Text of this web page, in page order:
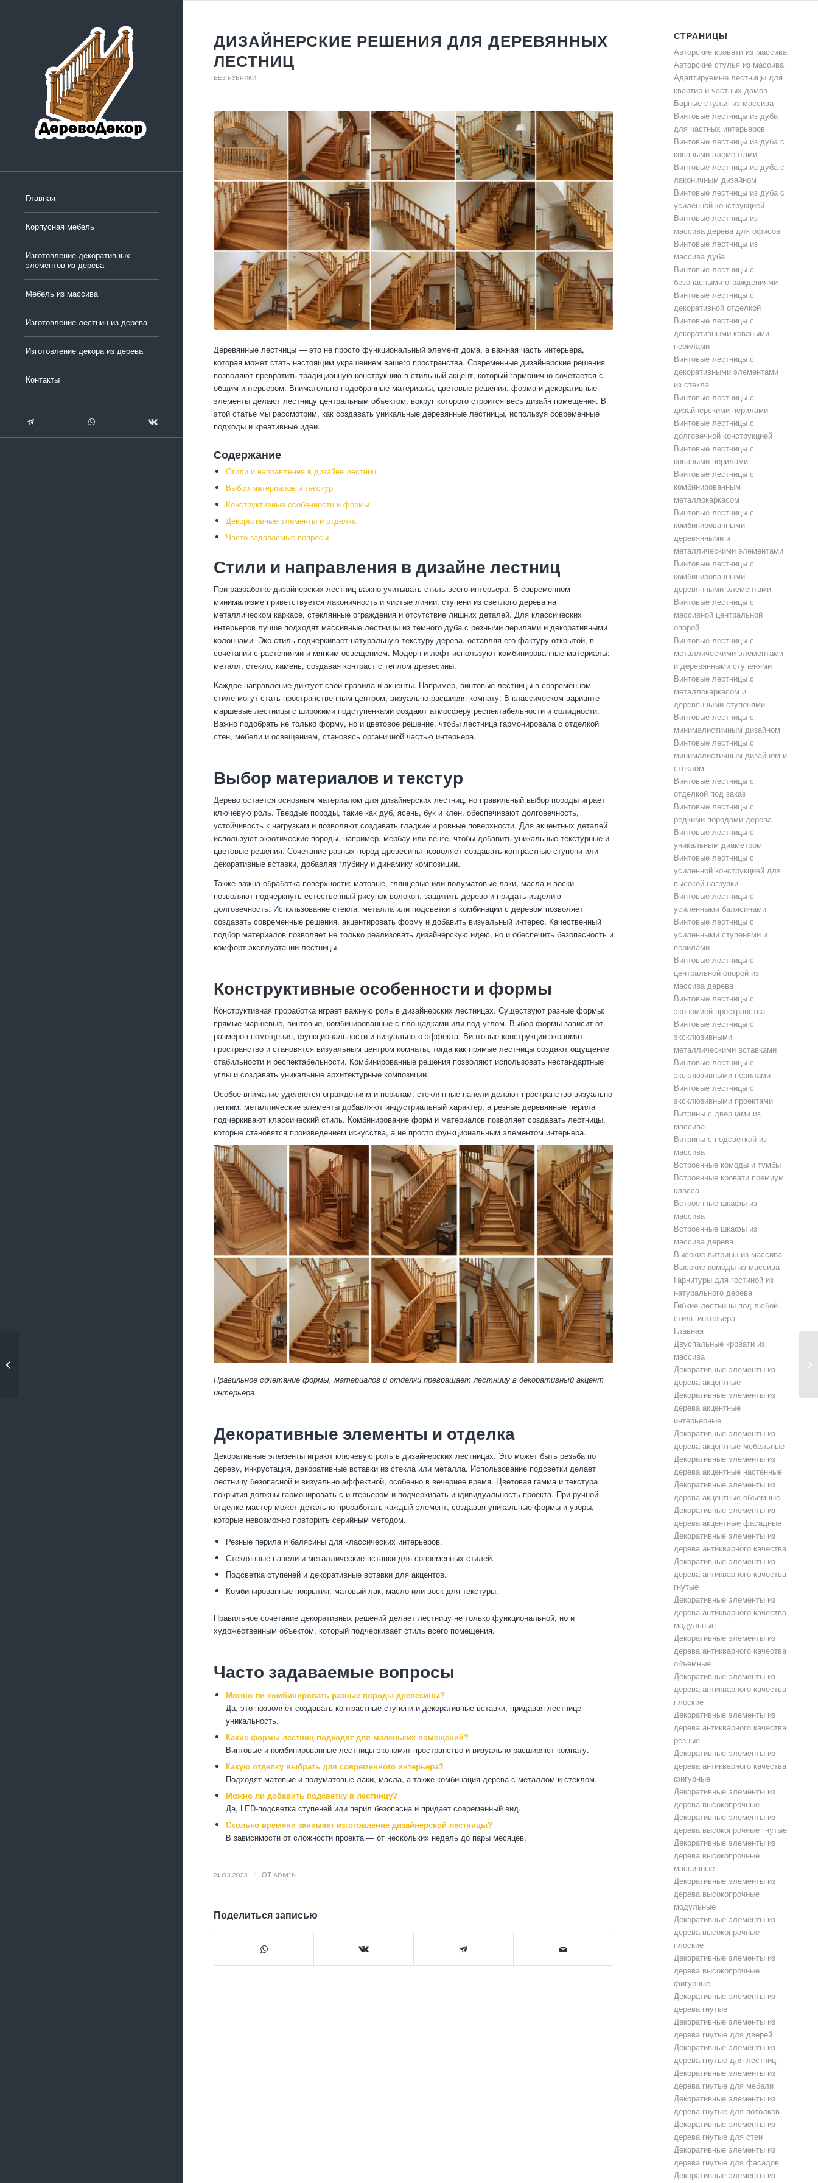
Главная
Корпусная мебель
Изготовление декоративных
элементов из дерева
Мебель из массива
Изготовление лестниц из дерева
Изготовление декора из дерева
Контакты
ДИЗАЙНЕРСКИЕ РЕШЕНИЯ ДЛЯ ДЕРЕВЯННЫХ
ЛЕСТНИЦ
БЕЗ РУБРИКИ
Деревянные лестницы — это не просто функциональный элемент дома, а важная часть интерьера,
которая может стать настоящим украшением вашего пространства. Современные дизайнерские решения
позволяют превратить традиционную конструкцию в стильный акцент, который гармонично сочетается с
общим интерьером. Внимательно подобранные материалы, цветовые решения, форма и декоративные
элементы делают лестницу центральным объектом, вокруг которого строится весь дизайн помещения. В
этой статье мы рассмотрим, как создавать уникальные деревянные лестницы, используя современные
подходы и креативные идеи.
Содержание
Стили и направления в дизайне лестниц
Выбор материалов и текстур
Конструктивные особенности и формы
Декоративные элементы и отделка
Часто задаваемые вопросы
Стили и направления в дизайне лестниц
При разработке дизайнерских лестниц важно учитывать стиль всего интерьера. В современном
минимализме приветствуется лаконичность и чистые линии: ступени из светлого дерева на
металлическом каркасе, стеклянные ограждения и отсутствие лишних деталей. Для классических
интерьеров лучше подходят массивные лестницы из темного дуба с резными перилами и декоративными
колоннами. Эко-стиль подчеркивает натуральную текстуру дерева, оставляя его фактуру открытой, в
сочетании с растениями и мягким освещением. Модерн и лофт используют комбинированные материалы:
металл, стекло, камень, создавая контраст с теплом древесины.
Каждое направление диктует свои правила и акценты. Например, винтовые лестницы в современном
стиле могут стать пространственным центром, визуально расширяя комнату. В классическом варианте
маршевые лестницы с широкими подступенками создают атмосферу респектабельности и солидности.
Важно подобрать не только форму, но и цветовое решение, чтобы лестница гармонировала с отделкой
стен, мебели и освещением, становясь органичной частью интерьера.
Выбор материалов и текстур
Дерево остается основным материалом для дизайнерских лестниц, но правильный выбор породы играет
ключевую роль. Твердые породы, такие как дуб, ясень, бук и клен, обеспечивают долговечность,
устойчивость к нагрузкам и позволяют создавать гладкие и ровные поверхности. Для акцентных деталей
используют экзотические породы, например, мербау или венге, чтобы добавить уникальные текстурные и
цветовые решения. Сочетание разных пород древесины позволяет создавать контрастные ступени или
декоративные вставки, добавляя глубину и динамику композиции.
Также важна обработка поверхности: матовые, глянцевые или полуматовые лаки, масла и воски
позволяют подчеркнуть естественный рисунок волокон, защитить дерево и придать изделию
долговечность. Использование стекла, металла или подсветки в комбинации с деревом позволяет
создавать современные решения, акцентировать форму и добавить визуальный интерес. Качественный
подбор материалов позволяет не только реализовать дизайнерскую идею, но и обеспечить безопасность и
комфорт эксплуатации лестницы.
Конструктивные особенности и формы
Конструктивная проработка играет важную роль в дизайнерских лестницах. Существуют разные формы:
прямые маршевые, винтовые, комбинированные с площадками или под углом. Выбор формы зависит от
размеров помещения, функциональности и визуального эффекта. Винтовые конструкции экономят
пространство и становятся визуальным центром комнаты, тогда как прямые лестницы создают ощущение
стабильности и респектабельности. Комбинированные решения позволяют использовать нестандартные
углы и создавать уникальные архитектурные композиции.
Особое внимание уделяется ограждениям и перилам: стеклянные панели делают пространство визуально
легким, металлические элементы добавляют индустриальный характер, а резные деревянные перила
подчеркивают классический стиль. Комбинирование форм и материалов позволяет создавать лестницы,
которые становятся произведением искусства, а не просто функциональным элементом интерьера.
Правильное сочетание формы, материалов и отделки превращает лестницу в декоративный акцент
интерьера
Декоративные элементы и отделка
Декоративные элементы играют ключевую роль в дизайнерских лестницах. Это может быть резьба по
дереву, инкрустация, декоративные вставки из стекла или металла. Использование подсветки делает
лестницу безопасной и визуально эффектной, особенно в вечернее время. Цветовая гамма и текстура
покрытия должны гармонировать с интерьером и подчеркивать индивидуальность проекта. При ручной
отделке мастер может детально проработать каждый элемент, создавая уникальные формы и узоры,
которые невозможно повторить серийным методом.
Резные перила и балясины для классических интерьеров.
Стеклянные панели и металлические вставки для современных стилей.
Подсветка ступеней и декоративные вставки для акцентов.
Комбинированные покрытия: матовый лак, масло или воск для текстуры.
Правильное сочетание декоративных решений делает лестницу не только функциональной, но и
художественным объектом, который подчеркивает стиль всего помещения.
Часто задаваемые вопросы
Можно ли комбинировать разные породы древесины?
Да, это позволяет создавать контрастные ступени и декоративные вставки, придавая лестнице
уникальность.
Какие формы лестниц подходят для маленьких помещений?
Винтовые и комбинированные лестницы экономят пространство и визуально расширяют комнату.
Какую отделку выбрать для современного интерьера?
Подходят матовые и полуматовые лаки, масла, а также комбинация дерева с металлом и стеклом.
Можно ли добавить подсветку в лестницу?
Да, LED-подсветка ступеней или перил безопасна и придает современный вид.
Сколько времени занимает изготовление дизайнерской лестницы?
В зависимости от сложности проекта — от нескольких недель до пары месяцев.
24.03.2023 ОТ ADMIN
Поделиться записью
СТРАНИЦЫ
Авторские кровати из массива
Авторские стулья из массива
Адаптируемые лестницы для
квартир и частных домов
Барные стулья из массива
Винтовые лестницы из дуба
для частных интерьеров
Винтовые лестницы из дуба с
коваными элементами
Винтовые лестницы из дуба с
лаконичным дизайном
Винтовые лестницы из дуба с
усиленной конструкцией
Винтовые лестницы из
массива дерева для офисов
Винтовые лестницы из
массива дуба
Винтовые лестницы с
безопасными ограждениями
Винтовые лестницы с
декоративной отделкой
Винтовые лестницы с
декоративными коваными
перилами
Винтовые лестницы с
декоративными элементами
из стекла
Винтовые лестницы с
дизайнерскими перилами
Винтовые лестницы с
долговечной конструкцией
Винтовые лестницы с
коваными перилами
Винтовые лестницы с
комбинированным
металлокаркасом
Винтовые лестницы с
комбинированными
деревянными и
металлическими элементами
Винтовые лестницы с
комбинированными
деревянными элементами
Винтовые лестницы с
массивной центральной
опорой
Винтовые лестницы с
металлическими элементами
и деревянными ступенями
Винтовые лестницы с
металлокаркасом и
деревянными ступенями
Винтовые лестницы с
минималистичным дизайном
Винтовые лестницы с
минималистичным дизайном и
стеклом
Винтовые лестницы с
отделкой под заказ
Винтовые лестницы с
редкими породами дерева
Винтовые лестницы с
уникальным диаметром
Винтовые лестницы с
усиленной конструкцией для
высокой нагрузки
Винтовые лестницы с
усиленными балясинами
Винтовые лестницы с
усиленными ступенями и
перилами
Винтовые лестницы с
центральной опорой из
массива дерева
Винтовые лестницы с
экономией пространства
Винтовые лестницы с
эксклюзивными
металлическими вставками
Винтовые лестницы с
эксклюзивными перилами
Винтовые лестницы с
эксклюзивными проектами
Витрины с дверцами из
массива
Витрины с подсветкой из
массива
Встроенные комоды и тумбы
Встроенные кровати премиум
класса
Встроенные шкафы из
массива
Встроенные шкафы из
массива дерева
Высокие витрины из массива
Высокие комоды из массива
Гарнитуры для гостиной из
натурального дерева
Гибкие лестницы под любой
стиль интерьера
Главная
Двуспальные кровати из
массива
Декоративные элементы из
дерева акцентные
Декоративные элементы из
дерева акцентные
интерьерные
Декоративные элементы из
дерева акцентные мебельные
Декоративные элементы из
дерева акцентные настенные
Декоративные элементы из
дерева акцентные объемные
Декоративные элементы из
дерева акцентные фасадные
Декоративные элементы из
дерева антикварного качества
Декоративные элементы из
дерева антикварного качества
гнутые
Декоративные элементы из
дерева антикварного качества
модульные
Декоративные элементы из
дерева антикварного качества
объемные
Декоративные элементы из
дерева антикварного качества
плоские
Декоративные элементы из
дерева антикварного качества
резные
Декоративные элементы из
дерева антикварного качества
фигурные
Декоративные элементы из
дерева высокопрочные
Декоративные элементы из
дерева высокопрочные гнутые
Декоративные элементы из
дерева высокопрочные
массивные
Декоративные элементы из
дерева высокопрочные
модульные
Декоративные элементы из
дерева высокопрочные
плоские
Декоративные элементы из
дерева высокопрочные
фигурные
Декоративные элементы из
дерева гнутые
Декоративные элементы из
дерева гнутые для дверей
Декоративные элементы из
дерева гнутые для лестниц
Декоративные элементы из
дерева гнутые для мебели
Декоративные элементы из
дерева гнутые для потолков
Декоративные элементы из
дерева гнутые для стен
Декоративные элементы из
дерева гнутые для фасадов
Декоративные элементы из